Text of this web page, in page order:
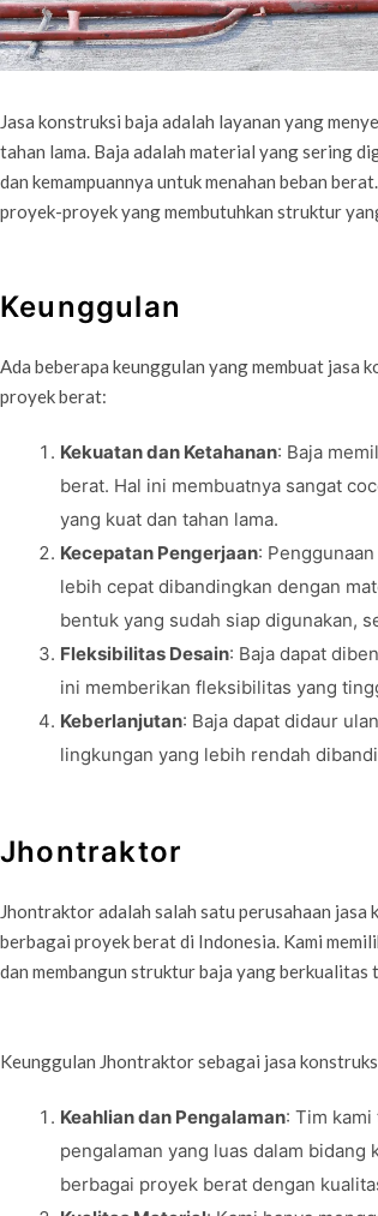
Jasa konstruksi baja adalah layanan yang
tahan lama. Baja adalah material yang sering
dan kemampuannya untuk menahan beban
proyek-proyek yang membutuhkan struktur
Keunggulan
Ada beberapa keunggulan yang membuat jasa
proyek berat:
Kekuatan dan Ketahanan: Baja
berat. Hal ini membuatnya sangat
yang kuat dan tahan lama.
Kecepatan Pengerjaan:
lebih cepat dibandingkan dengan
bentuk yang sudah siap digunakan,
Fleksibilitas Desain: Baja dapat
ini memberikan fleksibilitas yang
Keberlanjutan: Baja dapat didaur
lingkungan yang lebih rendah
Jhontraktor
Jhontraktor adalah salah satu perusahaan
berbagai proyek berat di Indonesia. Kami
dan membangun struktur baja yang berkualitas
Keunggulan Jhontraktor sebagai jasa
Keahlian dan Pengalaman: Tim
pengalaman yang luas dalam
berbagai proyek berat dengan